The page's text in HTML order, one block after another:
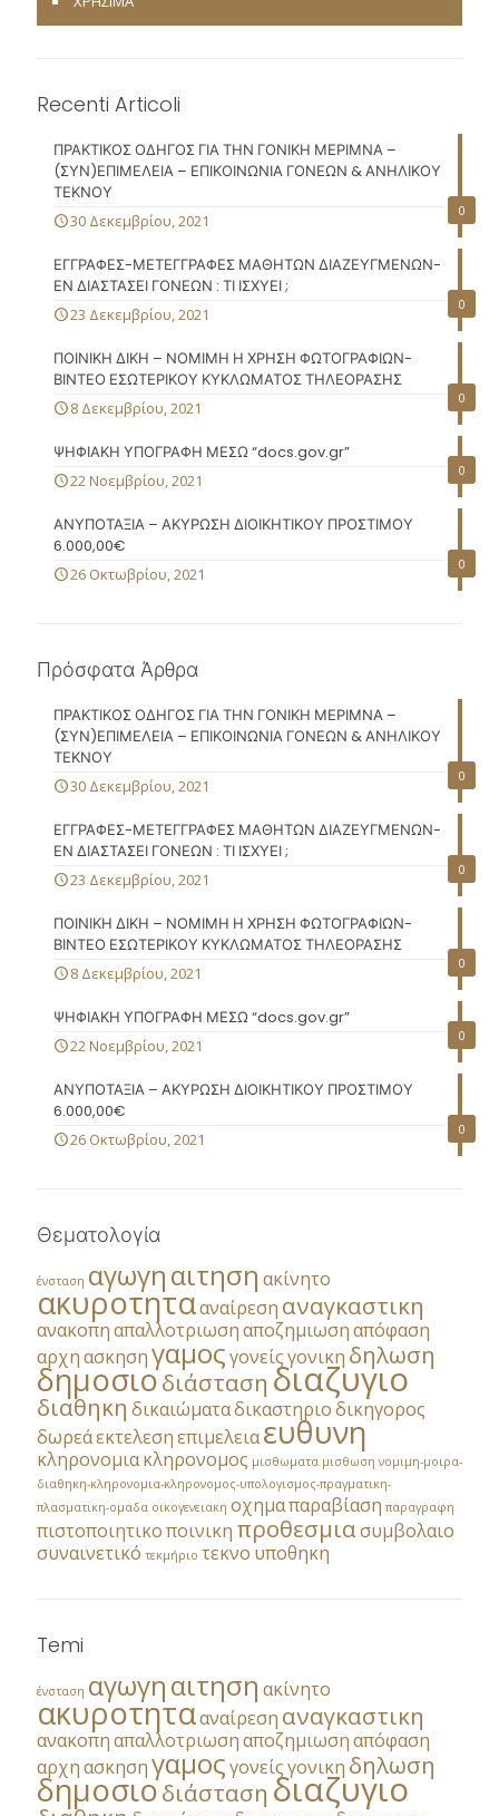
Recenti Articoli
0
ΠΡΑΚΤΙΚΟΣ ΟΔΗΓΟΣ ΓΙΑ ΤΗΝ ΓΟΝΙΚΗ ΜΕΡΙΜΝΑ –
(ΣΥΝ)ΕΠΙΜΕΛΕΙΑ – ΕΠΙΚΟΙΝΩΝΙΑ ΓΟΝΕΩΝ & ΑΝΗΛΙΚΟΥ
ΤΕΚΝΟΥ
30 Δεκεμβρίου, 2021
0
ΕΓΓΡΑΦΕΣ-ΜΕΤΕΓΓΡΑΦΕΣ ΜΑΘΗΤΩΝ ΔΙΑΖΕΥΓΜΕΝΩΝ-
ΕΝ ΔΙΑΣΤΑΣΕΙ ΓΟΝΕΩΝ : ΤΙ ΙΣΧΥΕΙ ;
23 Δεκεμβρίου, 2021
0
ΠΟΙΝΙΚΗ ΔΙΚΗ – ΝΟΜΙΜΗ Η ΧΡΗΣΗ ΦΩΤΟΓΡΑΦΙΩΝ-
ΒΙΝΤΕΟ ΕΣΩΤΕΡΙΚΟΥ ΚΥΚΛΩΜΑΤΟΣ ΤΗΛΕΟΡΑΣΗΣ
8 Δεκεμβρίου, 2021
0
ΨΗΦΙΑΚΗ ΥΠΟΓΡΑΦΗ ΜΕΣΩ “docs.gov.gr”
22 Νοεμβρίου, 2021
0
ΑΝΥΠΟΤΑΞΙΑ – ΑΚΥΡΩΣΗ ΔΙΟΙΚΗΤΙΚΟΥ ΠΡΟΣΤΙΜΟΥ
6.000,00€
26 Οκτωβρίου, 2021
Πρόσφατα Άρθρα
0
ΠΡΑΚΤΙΚΟΣ ΟΔΗΓΟΣ ΓΙΑ ΤΗΝ ΓΟΝΙΚΗ ΜΕΡΙΜΝΑ –
(ΣΥΝ)ΕΠΙΜΕΛΕΙΑ – ΕΠΙΚΟΙΝΩΝΙΑ ΓΟΝΕΩΝ & ΑΝΗΛΙΚΟΥ
ΤΕΚΝΟΥ
30 Δεκεμβρίου, 2021
0
ΕΓΓΡΑΦΕΣ-ΜΕΤΕΓΓΡΑΦΕΣ ΜΑΘΗΤΩΝ ΔΙΑΖΕΥΓΜΕΝΩΝ-
ΕΝ ΔΙΑΣΤΑΣΕΙ ΓΟΝΕΩΝ : ΤΙ ΙΣΧΥΕΙ ;
23 Δεκεμβρίου, 2021
0
ΠΟΙΝΙΚΗ ΔΙΚΗ – ΝΟΜΙΜΗ Η ΧΡΗΣΗ ΦΩΤΟΓΡΑΦΙΩΝ-
ΒΙΝΤΕΟ ΕΣΩΤΕΡΙΚΟΥ ΚΥΚΛΩΜΑΤΟΣ ΤΗΛΕΟΡΑΣΗΣ
8 Δεκεμβρίου, 2021
0
ΨΗΦΙΑΚΗ ΥΠΟΓΡΑΦΗ ΜΕΣΩ “docs.gov.gr”
22 Νοεμβρίου, 2021
0
ΑΝΥΠΟΤΑΞΙΑ – ΑΚΥΡΩΣΗ ΔΙΟΙΚΗΤΙΚΟΥ ΠΡΟΣΤΙΜΟΥ
6.000,00€
26 Οκτωβρίου, 2021
Θεματολογία
ένσταση αγωγηαιτηση ακίνητο
ακυροτητααναίρεση αναγκαστικη
ανακοπηαπαλλοτριωσηαποζημιωσηαπόφαση
αρχηασκησηγαμοςγονείςγονικη δηλωση
δημοσιοδιάσταση διαζυγιο
διαθηκη δικαιώματαδικαστηριοδικηγορος
δωρεάεκτελεσηεπιμελειαευθυνη
κληρονομιακληρονομος μισθωματα μισθωση νομιμη-μοιρα-
διαθηκη-κληρονομια-κληρονομος-υπολογισμος-πραγματικη-
πλασματικη-ομαδα οικογενειακη οχημαπαραβίαση παραγραφη
πιστοποιητικοποινικη προθεσμιασυμβολαιο
συναινετικό τεκμήριο τεκνο υποθηκη
Temi
ένσταση αγωγηαιτηση ακίνητο
ακυροτητααναίρεση αναγκαστικη
ανακοπηαπαλλοτριωσηαποζημιωσηαπόφαση
αρχηασκησηγαμοςγονείςγονικη δηλωση
δημοσιοδιάσταση διαζυγιο